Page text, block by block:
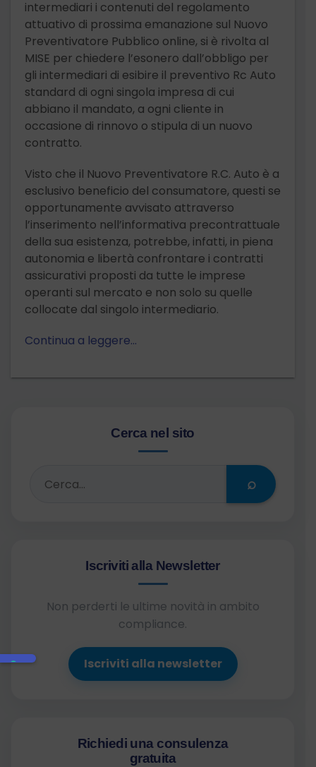
intermediari i contenuti del regolamento
attuativo di prossima emanazione sul Nuovo
Preventivatore Pubblico online, si è rivolta al
MISE per chiedere l’esonero dall’obbligo per
gli intermediari di esibire il preventivo Rc Auto
standard di ogni singola impresa di cui
abbiano il mandato, a ogni cliente in
occasione di rinnovo o stipula di un nuovo
contratto.
Visto che il Nuovo Preventivatore R.C. Auto è a
esclusivo beneficio del consumatore, questi se
opportunamente avvisato attraverso
l’inserimento nell’informativa precontrattuale
della sua esistenza, potrebbe, infatti, in piena
autonomia e libertà confrontare i contratti
assicurativi proposti da tutte le imprese
operanti sul mercato e non solo su quelle
collocate dal singolo intermediario.
Continua a leggere…
Cerca nel sito
⌕
Iscriviti alla Newsletter
Non perderti le ultime novità in ambito
compliance.
Iscriviti alla newsletter
Richiedi una consulenza
gratuita